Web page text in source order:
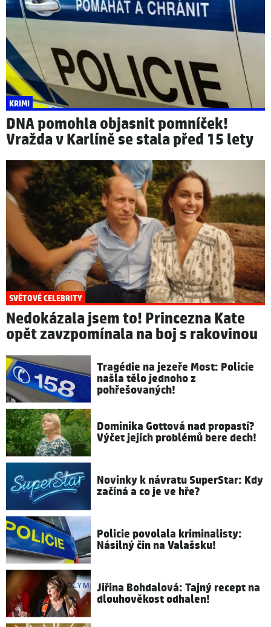
KRIMI
DNA pomohla objasnit pomníček!
Vražda v Karlíně se stala před 15 lety
SVĚTOVÉ CELEBRITY
Nedokázala jsem to! Princezna Kate
opět zavzpomínala na boj s rakovinou
Tragédie na jezeře Most: Policie
našla tělo jednoho z
pohřešovaných!
Dominika Gottová nad propastí?
Výčet jejích problémů bere dech!
Novinky k návratu SuperStar: Kdy
začíná a co je ve hře?
Policie povolala kriminalisty:
Násilný čin na Valašsku!
Jiřina Bohdalová: Tajný recept na
dlouhověkost odhalen!